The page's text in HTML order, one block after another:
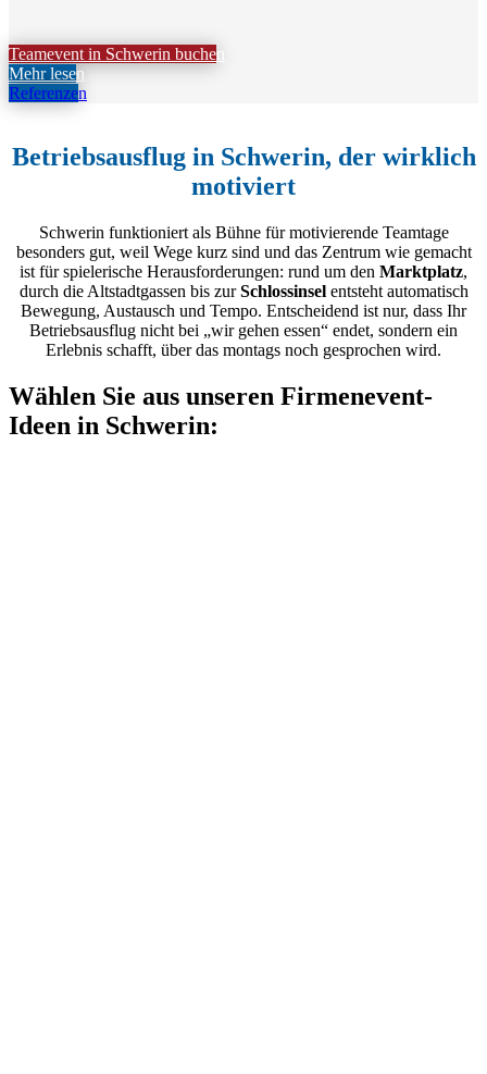
Teamevent in Schwerin buchen
Mehr lesen
Referenzen
Betriebsausflug in Schwerin, der wirklich
motiviert
Schwerin funktioniert als Bühne für motivierende Teamtage
besonders gut, weil Wege kurz sind und das Zentrum wie gemacht
ist für spielerische Herausforderungen: rund um den Marktplatz,
durch die Altstadtgassen bis zurSchlossinselentsteht automatisch
Bewegung, Austausch und Tempo. Entscheidend ist nur, dass Ihr
Betriebsausflug nicht bei „wir gehen essen“ endet, sondern ein
Erlebnis schafft, über das montags noch gesprochen wird.
Wählen Sie aus unseren Firmenevent-
Ideen in Schwerin: